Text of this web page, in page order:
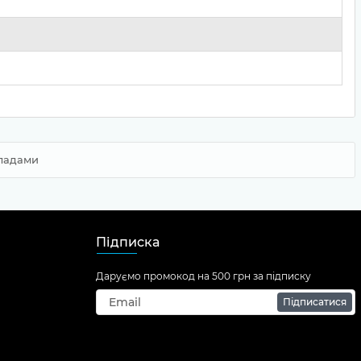
Підписка
Даруємо промокод на 500 грн за підписку
Підписатися